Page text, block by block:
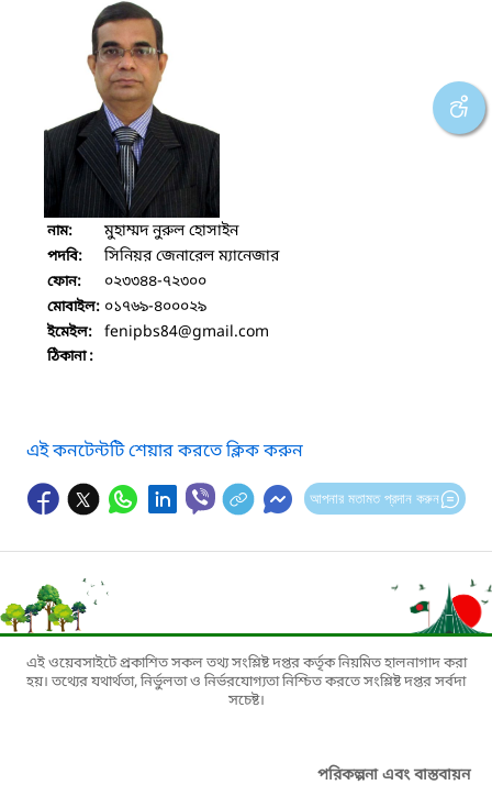
নাম: মুহাম্মদ নুরুল হোসাইন
পদবি: সিনিয়র জেনারেল ম্যানেজার
ফোন: ০২৩৩৪৪-৭২৩০০
মোবাইল: ০১৭৬৯-৪০০০২৯
ইমেইল: fenipbs84@gmail.com
ঠিকানা :
এই কনটেন্টটি শেয়ার করতে ক্লিক করুন
আপনার মতামত প্রদান করুন
এই ওয়েবসাইটে প্রকাশিত সকল তথ্য সংশ্লিষ্ট দপ্তর কর্তৃক নিয়মিত হালনাগাদ করা
হয়। তথ্যের যথার্থতা, নির্ভুলতা ও নির্ভরযোগ্যতা নিশ্চিত করতে সংশ্লিষ্ট দপ্তর সর্বদা
সচেষ্ট।
পরিকল্পনা এবং বাস্তবায়ন